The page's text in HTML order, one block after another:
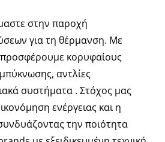
στην παροχή
για τη θέρμανση. Με
προσφέρουμε κορυφαίους
αντλίες
συστήματα . Στόχος μας
ενέργειας και η
την ποιότητα